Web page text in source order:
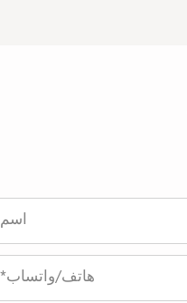
اسم
*هاتف/واتساب